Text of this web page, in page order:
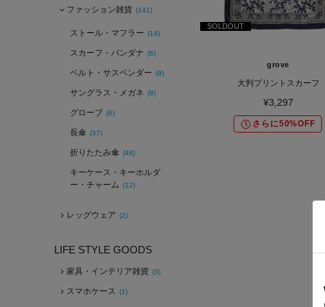
ファッション雑貨 (141)
ストール・マフラー (14)
スカーフ・バンダナ (6)
ベルト・サスペンダー (9)
サングラス・メガネ (9)
グローブ (6)
長傘 (37)
折りたたみ傘 (48)
キーケース・キーホルダ
ー・チャーム (12)
レッグウェア (2)
LIFE STYLE GOODS
家具・インテリア雑貨 (3)
スマホケース (1)
SOLDOUT
grove
大判プリントスカーフ
¥3,297
さらに50%OFF